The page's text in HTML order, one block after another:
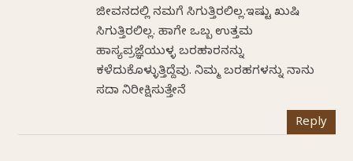
ಜೀವನದಲ್ಲಿ ನಮಗೆ ಸಿಗುತ್ತಿರಲಿಲ್ಲ.ಇಷ್ಟು ಖುಷಿ
ಸಿಗುತ್ತಿರಲಿಲ್ಲ. ಹಾಗೇ ಒಬ್ಬ ಉತ್ತಮ
ಹಾಸ್ಯಪ್ರಜ್ಞೆಯುಳ್ಳ ಬರಹಗಾರನನ್ನು
ಕಳೆದುಕೊಳ್ಳುತ್ತಿದ್ದೆವು. ನಿಮ್ಮ ಬರಹಗಳನ್ನು ನಾನು
ಸದಾ ನಿರೀಕ್ಷಿಸುತ್ತೇನೆ
Reply